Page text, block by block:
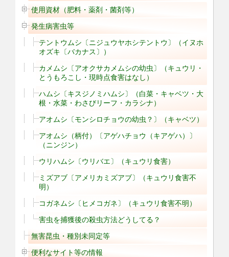
使用資材（肥料・薬剤・菌剤等）
発生病害虫等
テントウムシ〔ニジュウヤホシテントウ〕（イヌホ
オズキ〔バカナス〕）
カメムシ〔アオクサカメムシの幼虫〕（キュウリ・
とうもろこし・現時点食害はなし）
ハムシ〔キスジノミハムシ〕（白菜・キャベツ・大
根・水菜・わさびリーフ・カラシナ）
アオムシ〔モンシロチョウの幼虫？〕（キャベツ）
アオムシ（柄付）〔アゲハチョウ（キアゲハ）〕
（ニンジン）
ウリハムシ〔ウリバエ〕（キュウリ食害）
ミズアブ〔アメリカミズアブ〕（キュウリ食害不
明）
コガネムシ〔ヒメコガネ〕（キュウリ食害不明）
害虫を捕獲後の殺虫方法どうしてる？
無害昆虫・種別未同定等
便利なサイト等の情報